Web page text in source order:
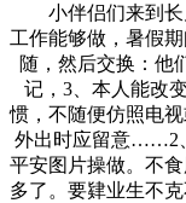
小伴侣们来到长
工作能够做，暑假
随，然后交换：他
记，3、本人能改
惯，不随便仿照电
外出时应留意……2
平安图片操做。不
多了。要肄业生不